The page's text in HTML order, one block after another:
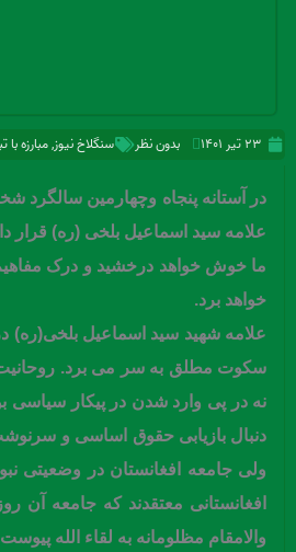
۲۳ تیر ۱۴۰۱ بدون نظر سنگلاخ نیوز,مبارزه
در آستانه پنجاه و‌چهارمین سالگرد
علامه سید اسماعیل بلخی (ره) قرار
ما خوش خواهد درخشید و درک مفاهیم
خواهد برد.
علامه شهيد سيد اسماعيل بلخی(ره)
سکوت مطلق به سر می برد.
نه در پی وارد شدن در پيکار سياسی
دنبال بازیابی حقوق اساسی و
ولی جامعه افغانستان در وضعيتی
افغانستانی معتقدند که جامعه آن
والامقام مظلومانه به لقاء الله